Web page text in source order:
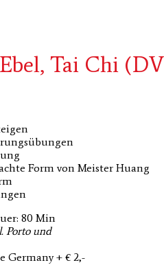
Tai Chi
Form von Meister Huang
80 Min
Porto und
Germany + € 2,-